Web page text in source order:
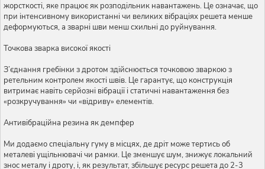
жорсткості, яке працює як розподільник навантажень. Це означає, що
при інтенсивному використанні чи великих вібраціях решета менше
деформуються, а зварні шви менш схильні до руйнування.
Точкова зварка високої якості
З’єднання гребінки з дротом здійснюється точковою зваркою з
ретельним контролем якості швів. Це гарантує, що конструкція
витримає навіть серйозні вібрації і статичні навантаження без
«розкручування» чи «відриву» елементів.
Антивібраційна резина як демпфер
Ми додаємо спеціальну гуму в місцях, де дріт може тертись об
металеві ущільнювачі чи рамки. Це зменшує шум, знижує локальний
знос металу і дроту, і, як результат, збільшує ресурс решета до 2-3